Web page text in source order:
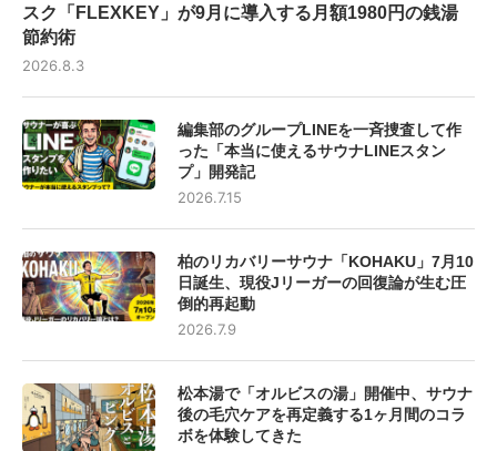
スク「FLEXKEY」が9月に導入する月額1980円の銭湯
節約術
2026.8.3
編集部のグループLINEを一斉捜査して作
った「本当に使えるサウナLINEスタン
プ」開発記
2026.7.15
柏のリカバリーサウナ「KOHAKU」7月10
日誕生、現役Jリーガーの回復論が生む圧
倒的再起動
2026.7.9
松本湯で「オルビスの湯」開催中、サウナ
後の毛穴ケアを再定義する1ヶ月間のコラ
ボを体験してきた